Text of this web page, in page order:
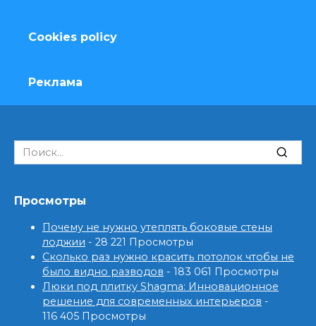
Cookies policy
Реклама
Search
for:
Просмотры
Почему не нужно утеплять боковые стены
лоджии - 28 221 Просмотры
Сколько раз нужно красить потолок чтобы не
было видно разводов - 183 061 Просмотры
Люки под плитку Shagma: Инновационное
решение для современных интерьеров -
116 405 Просмотры